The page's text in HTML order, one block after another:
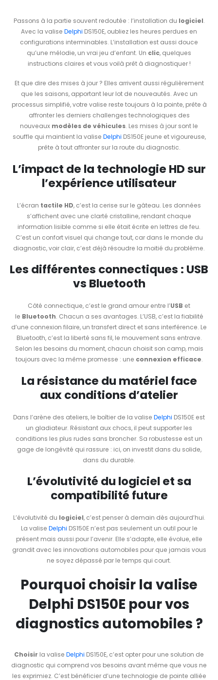
Passons à la partie souvent redoutée : l’installation du logiciel.
Avec la valise Delphi DS150E, oubliez les heures perdues en
configurations interminables. L’installation est aussi douce
qu’une mélodie, un vrai jeu d’enfant. Un clic, quelques
instructions claires et vous voilà prêt à diagnostiquer !
Et que dire des mises à jour ? Elles arrivent aussi régulièrement
que les saisons, apportant leur lot de nouveautés. Avec un
processus simplifié, votre valise reste toujours à la pointe, prête à
affronter les derniers challenges technologiques des
nouveaux modèles de véhicules. Les mises à jour sont le
souffle qui maintient la valise Delphi DS150E jeune et vigoureuse,
prête à tout affronter sur la route du diagnostic.
L’impact de la technologie HD sur
l’expérience utilisateur
L’écran tactile HD, c’est la cerise sur le gâteau. Les données
s’affichent avec une clarté cristalline, rendant chaque
information lisible comme si elle était écrite en lettres de feu.
C’est un confort visuel qui change tout, car dans le monde du
diagnostic, voir clair, c’est déjà résoudre la moitié du problème.
Les différentes connectiques : USB
vs Bluetooth
Côté connectique, c’est le grand amour entre l’USB et
le Bluetooth. Chacun a ses avantages. L’USB, c’est la fiabilité
d’une connexion filaire, un transfert direct et sans interférence. Le
Bluetooth, c’est la liberté sans fil, le mouvement sans entrave.
Selon les besoins du moment, chacun choisit son camp, mais
toujours avec la même promesse : une connexion efficace.
La résistance du matériel face
aux conditions d’atelier
Dans l’arène des ateliers, le boîtier de la valise Delphi DS150E est
un gladiateur. Résistant aux chocs, il peut supporter les
conditions les plus rudes sans broncher. Sa robustesse est un
gage de longévité qui rassure : ici, on investit dans du solide,
dans du durable.
L’évolutivité du logiciel et sa
compatibilité future
L’évolutivité du logiciel, c’est penser à demain dès aujourd’hui.
La valise Delphi DS150E n’est pas seulement un outil pour le
présent mais aussi pour l’avenir. Elle s’adapte, elle évolue, elle
grandit avec les innovations automobiles pour que jamais vous
ne soyez dépassé par le temps qui court.
Pourquoi choisir la valise
Delphi DS150E pour vos
diagnostics automobiles ?
Choisir la valise Delphi DS150E, c’est opter pour une solution de
diagnostic qui comprend vos besoins avant même que vous ne
les exprimiez. C’est bénéficier d’une technologie de pointe alliée